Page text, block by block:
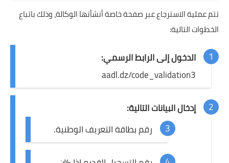
تتم عملية الاسترجاع عبر صفحة خاصة أنشأتها الوكالة، وذلك باتباع
الخطوات التالية:
الدخول إلى الرابط الرسمي:
aadl.dz/code_validation3
إدخال البيانات التالية:
رقم بطاقة التعريف الوطنية.